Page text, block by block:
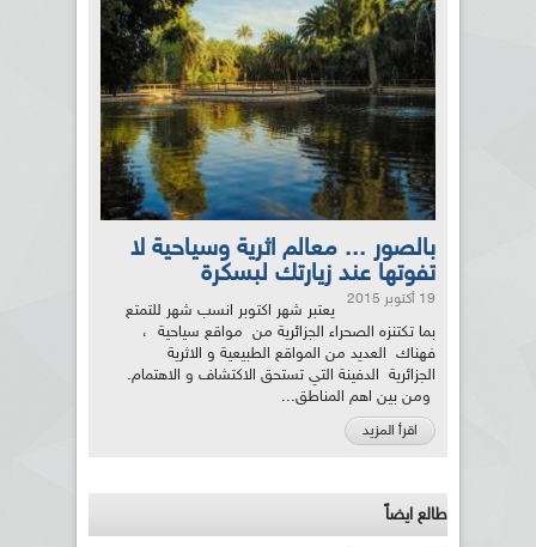
بالصور ... معالم اثرية وسياحية لا
تفوتها عند زيارتك لبسكرة
19 أكتوبر 2015
يعتبر شهر اكتوبر انسب شهر للتمتع
بما تكتنزه الصحراء الجزائرية من مواقع سياحية ،
فهناك العديد من المواقع الطبيعية و الاثرية
الجزائرية الدفينة التي تستحق الاكتشاف و الاهتمام.
ومن بين اهم المناطق...
اقرأ المزيد
طالع ايضاً